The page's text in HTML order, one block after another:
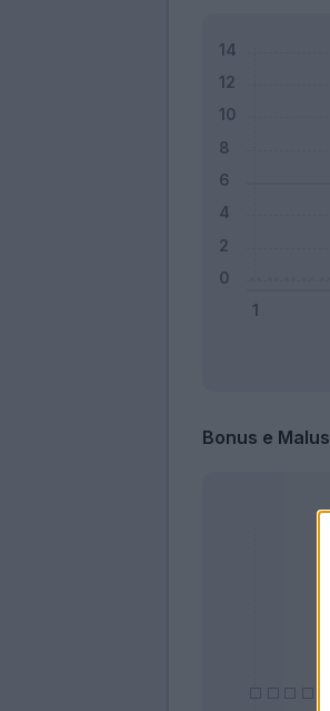
Bonus e Malus